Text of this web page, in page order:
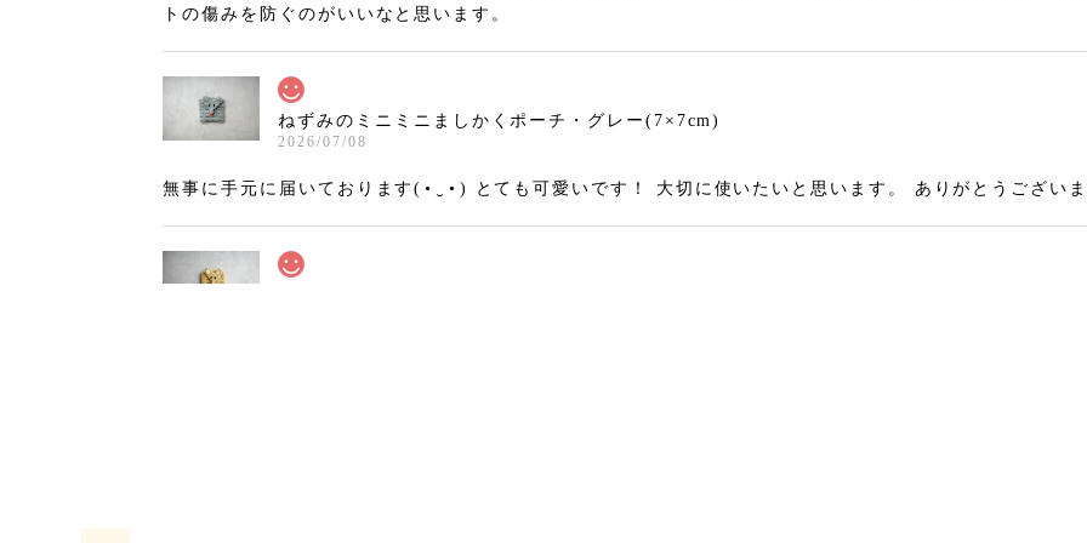
トの傷みを防ぐのがいいなと思います。
ねずみのミニミニましかくポーチ・グレー(7×7cm)
2026/07/08
無事に手元に届いております(⁠•⁠‿⁠•⁠) とても可愛いです！ 大切に使いたいと思います。 ありがとうございま